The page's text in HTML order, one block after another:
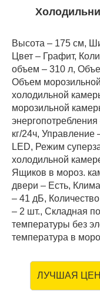
Высота – 175 см,
Цвет – Графит,
объем – 310 л,
Объем
холодильной
морозильной
кг/24ч,
LED, Режим
холодильной
Ящиков в мороз.
двери – Есть,
– 41 дБ,
– 2 шт., Складная
температуры без
температура в
ЛУЧШАЯ